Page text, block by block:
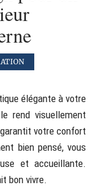
élégante à votre
rend visuellement
votre confort
bien pensé, vous
et accueillante.
bon vivre.